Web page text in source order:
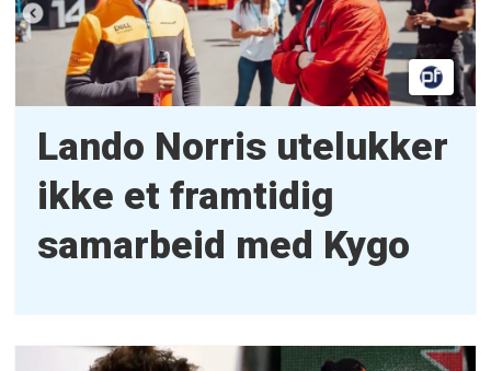
Lando Norris utelukker
ikke et framtidig
samarbeid med Kygo